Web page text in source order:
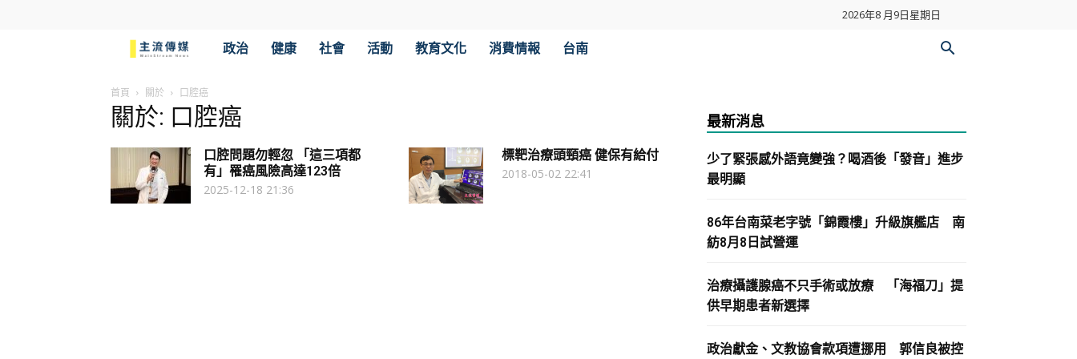
2026年8 月9日星期日
傳
媒
政治 健康 社會 活動 教育文化 消費情報 台南
首頁 關於 口腔癌
關於: 口腔癌
口腔問題勿輕忽 「這三項都
有」罹癌風險高達123倍
2025-12-18 21:36
標靶治療頭頸癌 健保有給付
2018-05-02 22:41
最新消息
少了緊張感外語竟變強？喝酒後「發音」進步
最明顯
86年台南菜老字號「錦霞樓」升級旗艦店 南
紡8月8日試營運
治療攝護腺癌不只手術或放療 「海福刀」提
供早期患者新選擇
政治獻金、文教協會款項遭挪用 郭信良被控